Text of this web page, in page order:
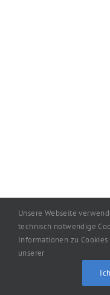
Copyright2026
Unsere Webseite
technisch notwendige
Informationen zu
unserer